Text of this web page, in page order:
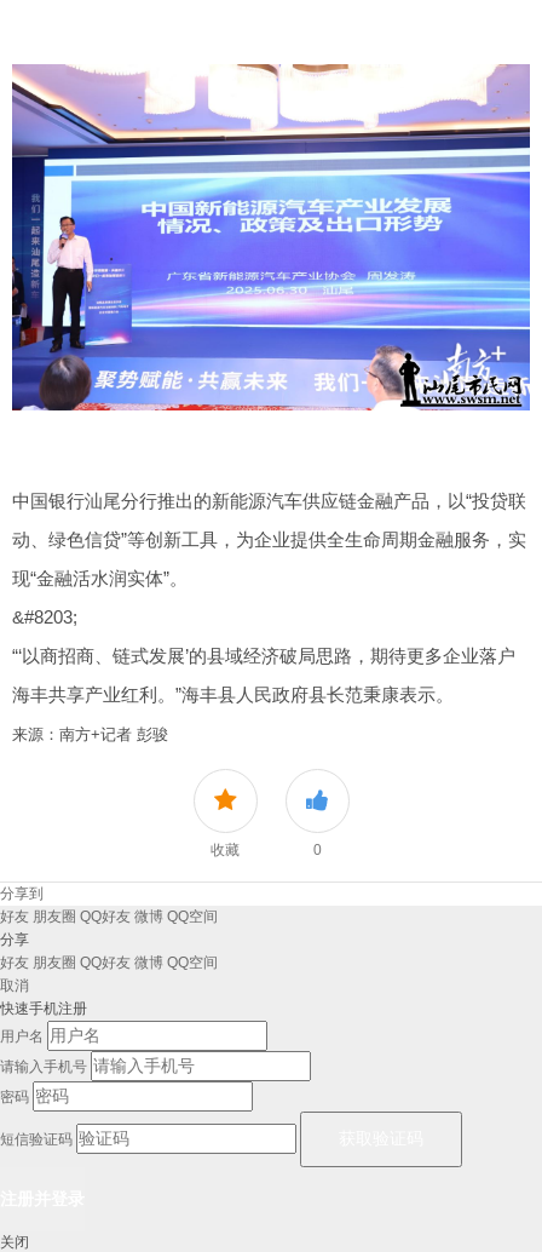
中国银行汕尾分行推出的新能源汽车供应链金融产品，以“投贷联
动、绿色信贷”等创新工具，为企业提供全生命周期金融服务，实
现“金融活水润实体”。
&#8203;
“‘以商招商、链式发展’的县域经济破局思路，期待更多企业落户
海丰共享产业红利。”海丰县人民政府县长范秉康表示。
来源：南方+记者 彭骏
收藏 0
分享到
好友 朋友圈 QQ好友 微博 QQ空间
分享
好友 朋友圈 QQ好友 微博 QQ空间
取消
快速手机注册
用户名
请输入手机号
密码
短信验证码
关闭